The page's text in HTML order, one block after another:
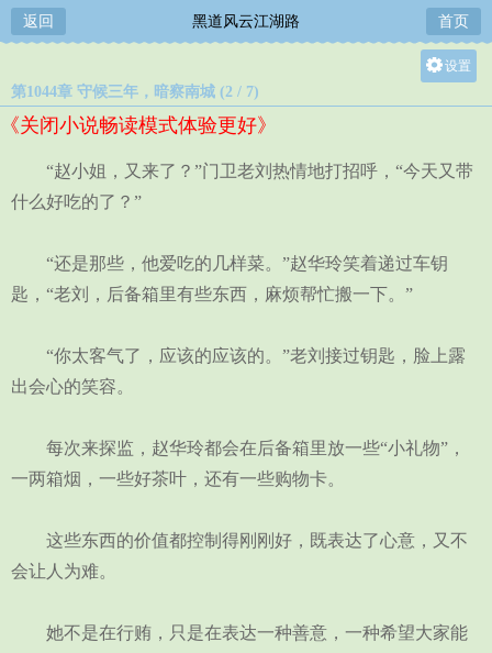
返回 黑道风云江湖路 首页
设置
中
第1044章 守候三年，暗察南城 (2 / 7)
《关闭小说畅读模式体验更好》
“赵小姐，又来了？”门卫老刘热情地打招呼，“今天又带
什么好吃的了？”
“还是那些，他爱吃的几样菜。”赵华玲笑着递过车钥
匙，“老刘，后备箱里有些东西，麻烦帮忙搬一下。”
“你太客气了，应该的应该的。”老刘接过钥匙，脸上露
出会心的笑容。
每次来探监，赵华玲都会在后备箱里放一些“小礼物”，
一两箱烟，一些好茶叶，还有一些购物卡。
这些东西的价值都控制得刚刚好，既表达了心意，又不
会让人为难。
她不是在行贿，只是在表达一种善意，一种希望大家能